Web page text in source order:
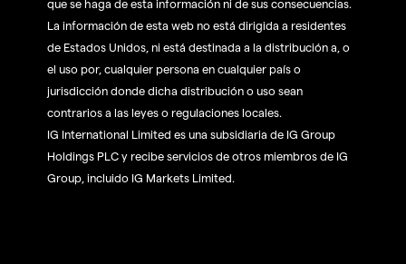
que se haga de esta información ni de sus consecuencias.
La información de esta web no está dirigida a residentes
de Estados Unidos, ni está destinada a la distribución a, o
el uso por, cualquier persona en cualquier país o
jurisdicción donde dicha distribución o uso sean
contrarios a las leyes o regulaciones locales.
IG International Limited es una subsidiaria de IG Group
Holdings PLC y recibe servicios de otros miembros de IG
Group, incluido IG Markets Limited.